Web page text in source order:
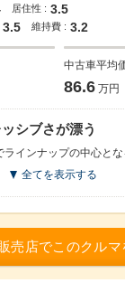
居住性 : 3.5
3.5 維持費 : 3.2
中古車平均
86.6 万円
シブさが漂う
全てを表示する
売店でこのクルマ